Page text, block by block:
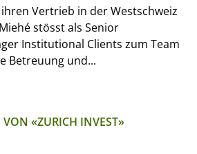
Vertrieb in der Westschweiz
stösst als Senior
Institutional Clients zum Team
Betreuung und...
VON «ZURICH INVEST»